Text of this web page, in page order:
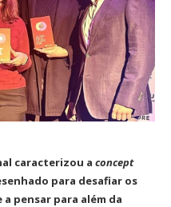
caracterizou a concept
para desafiar os
pensar para além da